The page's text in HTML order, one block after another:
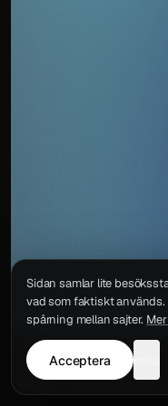
IntegritetspolicyKontakt
Sidan samlar lite
vad som faktiskt
spårning mellan sajter.
Acceptera neka